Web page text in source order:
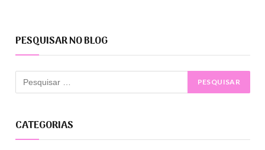
PESQUISAR NO BLOG
CATEGORIAS